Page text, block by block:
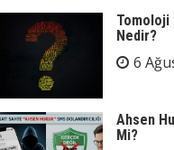
Tomoloji
Nedir?
6
Ahsen
Mi?